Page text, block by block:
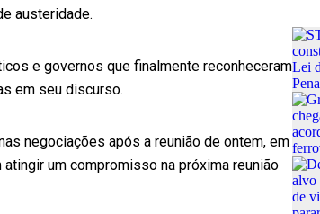
austeridade.
e governos que finalmente reconheceram
em seu discurso.
negociações após a reunião de ontem, em
um compromisso na próxima reunião